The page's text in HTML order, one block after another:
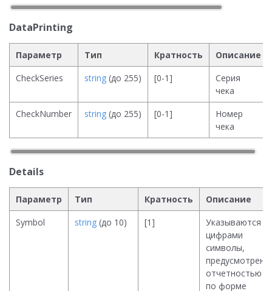
DataPrinting
Параметр Тип Кратность
Описание
CheckSeries
string (до 255) [0-1]
Серия
чека
CheckNumber
string (до 255) [0-1]
Номер
чека
Details
Параметр Тип Кратность
Описание
Symbol
string (до 10) [1]
Указываются
цифрами
символы,
отчетностью
по форме